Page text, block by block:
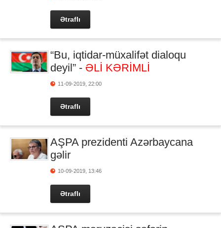
Ətraflı
“Bu, iqtidar-müxalifət dialoqu
deyil” -ƏLİ KƏRİMLİ
11-09-2019, 22:00
Ətraflı
AŞPA prezidenti Azərbaycana
gəlir
10-09-2019, 13:46
Ətraflı